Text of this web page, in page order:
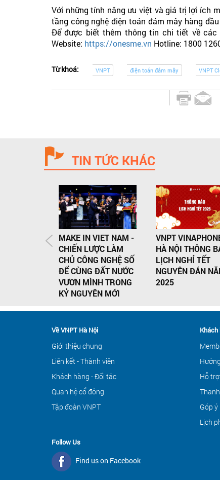
Với những tính năng ưu việt và giá trị lợi ích
tầng công nghệ điện toán đám mây hàng
Để được biết thêm thông tin chi tiết về các
Website: https://onesme.vn Hotline: 1800
Từ khoá: VNPT điện toán đám mây VNPT
TIN TỨC KHÁC
MAKE IN VIET NAM -
CHIẾN LƯỢC LÀM
CHỦ CÔNG NGHỆ SỐ
ĐỂ CÙNG ĐẤT NƯỚC
VƯƠN MÌNH TRONG
KỶ NGUYÊN MỚI
VNPT
HÀ NỘI THÔNG
LỊCH NGHỈ TẾT
NGUYÊN ĐÁN
2025
Về VNPT Hà Nội
Giới thiệu chung
Liên kết - Thành viên
Khách hàng - Đối tác
Quan hệ cổ đông
Tập đoàn VNPT
Khách
Hỗ
Góp
Lịch
Follow Us
Find us on Facebook